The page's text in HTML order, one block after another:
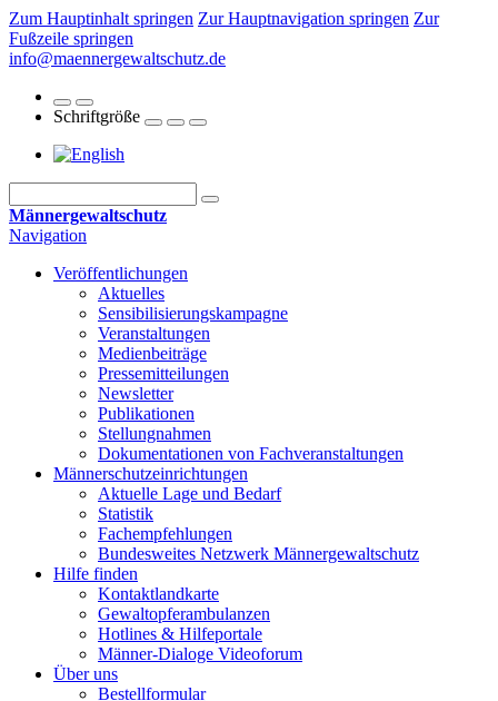
Zum Hauptinhalt springen Zur Hauptnavigation springen Zur
Fußzeile springen
info@maennergewaltschutz.de
Schriftgröße
Männergewaltschutz
Navigation
Veröffentlichungen
Aktuelles
Sensibilisierungskampagne
Veranstaltungen
Medienbeiträge
Pressemitteilungen
Newsletter
Publikationen
Stellungnahmen
Dokumentationen von Fachveranstaltungen
Männerschutz­einrichtungen
Aktuelle Lage und Bedarf
Statistik
Fachempfehlungen
Bundesweites Netzwerk Männergewaltschutz
Hilfe finden
Kontaktlandkarte
Gewaltopfer­ambulanzen
Hotlines & Hilfeportale
Männer-Dialoge Videoforum
Über uns
Bestellformular